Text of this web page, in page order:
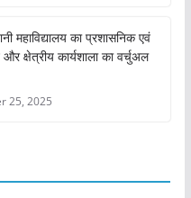
महाविद्यालय का प्रशासनिक एवं
क्षेत्रीय कार्यशाला का वर्चुअल
25, 2025